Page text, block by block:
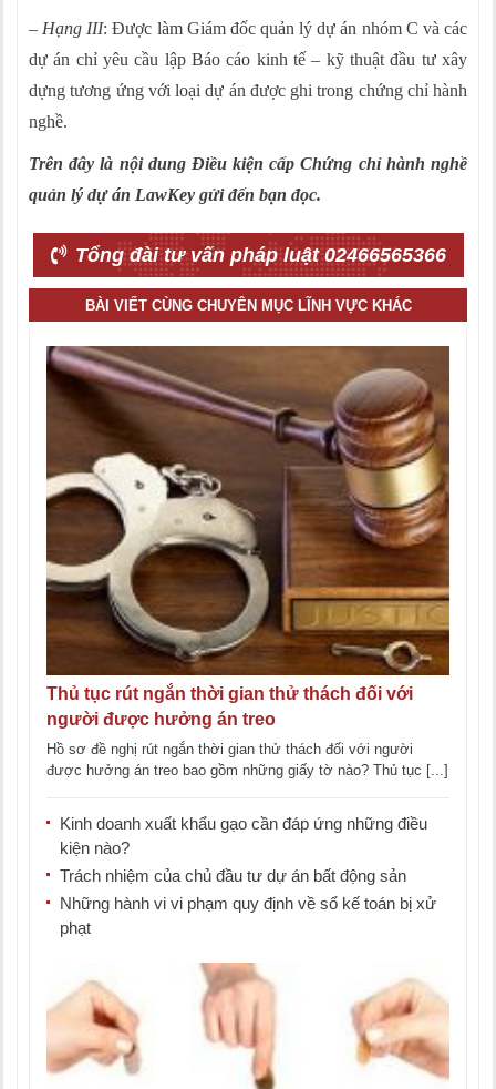
– Hạng III: Được làm Giám đốc quản lý dự án nhóm C và các
dự án chỉ yêu cầu lập Báo cáo kinh tế – kỹ thuật đầu tư xây
dựng tương ứng với loại dự án được ghi trong chứng chỉ hành
nghề.
Trên đây là nội dung Điều kiệncấp Chứng chỉ hành nghề
quản lý dự án LawKey gửi đến bạn đọc.
Tổng đài tư vấn pháp luật 02466565366
BÀI VIẾT CÙNG CHUYÊN MỤC LĨNH VỰC KHÁC
Thủ tục rút ngắn thời gian thử thách đối với
người được hưởng án treo
Hồ sơ đề nghị rút ngắn thời gian thử thách đối với người
được hưởng án treo bao gồm những giấy tờ nào? Thủ tục [...]
Kinh doanh xuất khẩu gạo cần đáp ứng những điều
kiện nào?
Trách nhiệm của chủ đầu tư dự án bất động sản
Những hành vi vi phạm quy định về sổ kế toán bị xử
phạt